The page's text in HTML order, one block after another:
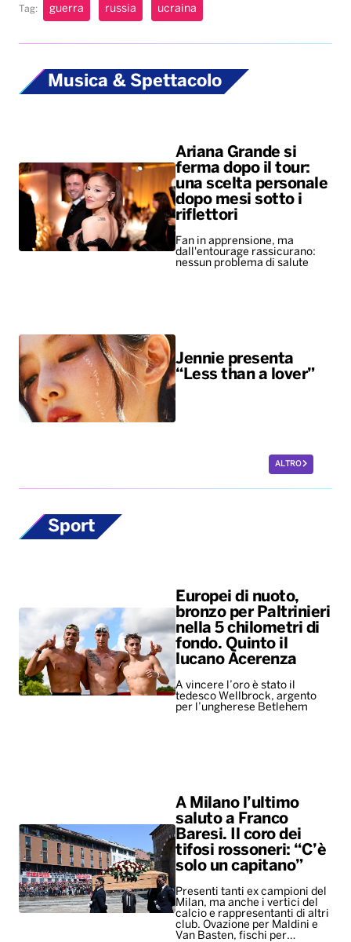
Tag: guerra russia ucraina
Musica & Spettacolo
Ariana Grande si
ferma dopo il tour:
una scelta personale
dopo mesi sotto i
riflettori
Fan in apprensione, ma
dall'entourage rassicurano:
nessun problema di salute
Jennie presenta
“Less than a lover”
ALTRO
Sport
Europei di nuoto,
bronzo per Paltrinieri
nella 5 chilometri di
fondo. Quinto il
lucano Acerenza
A vincere l’oro è stato il
tedesco Wellbrock, argento
per l’ungherese Betlehem
A Milano l’ultimo
saluto a Franco
Baresi. Il coro dei
tifosi rossoneri: “C’è
solo un capitano”
Presenti tanti ex campioni del
Milan, ma anche i vertici del
calcio e rappresentanti di altri
club. Ovazione per Maldini e
Van Basten, fischi per…